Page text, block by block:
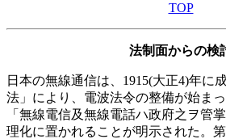
TOP
法制面からの検
日本の無線通信は、1915(大正4)年に
法」により、電波法令の整備が始ま
「無線電信及無線電話ハ政府之ヲ管
理化に置かれることが明示された。